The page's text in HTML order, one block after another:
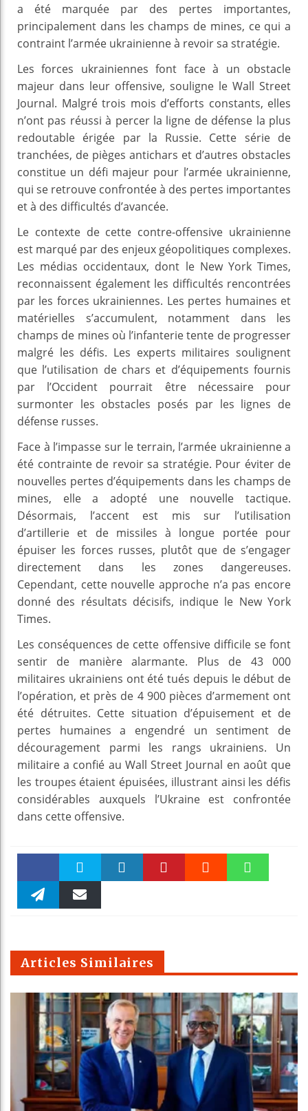
a été marquée par des pertes importantes,
principalement dans les champs de mines, ce qui a
contraint l’armée ukrainienne à revoir sa stratégie.
Les forces ukrainiennes font face à un obstacle
majeur dans leur offensive, souligne le Wall Street
Journal. Malgré trois mois d’efforts constants, elles
n’ont pas réussi à percer la ligne de défense la plus
redoutable érigée par la Russie. Cette série de
tranchées, de pièges antichars et d’autres obstacles
constitue un défi majeur pour l’armée ukrainienne,
qui se retrouve confrontée à des pertes importantes
et à des difficultés d’avancée.
Le contexte de cette contre-offensive ukrainienne
est marqué par des enjeux géopolitiques complexes.
Les médias occidentaux, dont le New York Times,
reconnaissent également les difficultés rencontrées
par les forces ukrainiennes. Les pertes humaines et
matérielles s’accumulent, notamment dans les
champs de mines où l’infanterie tente de progresser
malgré les défis. Les experts militaires soulignent
que l’utilisation de chars et d’équipements fournis
par l’Occident pourrait être nécessaire pour
surmonter les obstacles posés par les lignes de
défense russes.
Face à l’impasse sur le terrain, l’armée ukrainienne a
été contrainte de revoir sa stratégie. Pour éviter de
nouvelles pertes d’équipements dans les champs de
mines, elle a adopté une nouvelle tactique.
Désormais, l’accent est mis sur l’utilisation
d’artillerie et de missiles à longue portée pour
épuiser les forces russes, plutôt que de s’engager
directement dans les zones dangereuses.
Cependant, cette nouvelle approche n’a pas encore
donné des résultats décisifs, indique le New York
Times.
Les conséquences de cette offensive difficile se font
sentir de manière alarmante. Plus de 43 000
militaires ukrainiens ont été tués depuis le début de
l’opération, et près de 4 900 pièces d’armement ont
été détruites. Cette situation d’épuisement et de
pertes humaines a engendré un sentiment de
découragement parmi les rangs ukrainiens. Un
militaire a confié au Wall Street Journal en août que
les troupes étaient épuisées, illustrant ainsi les défis
considérables auxquels l’Ukraine est confrontée
dans cette offensive.
Faceboo Twitter
m
Articles Similaires